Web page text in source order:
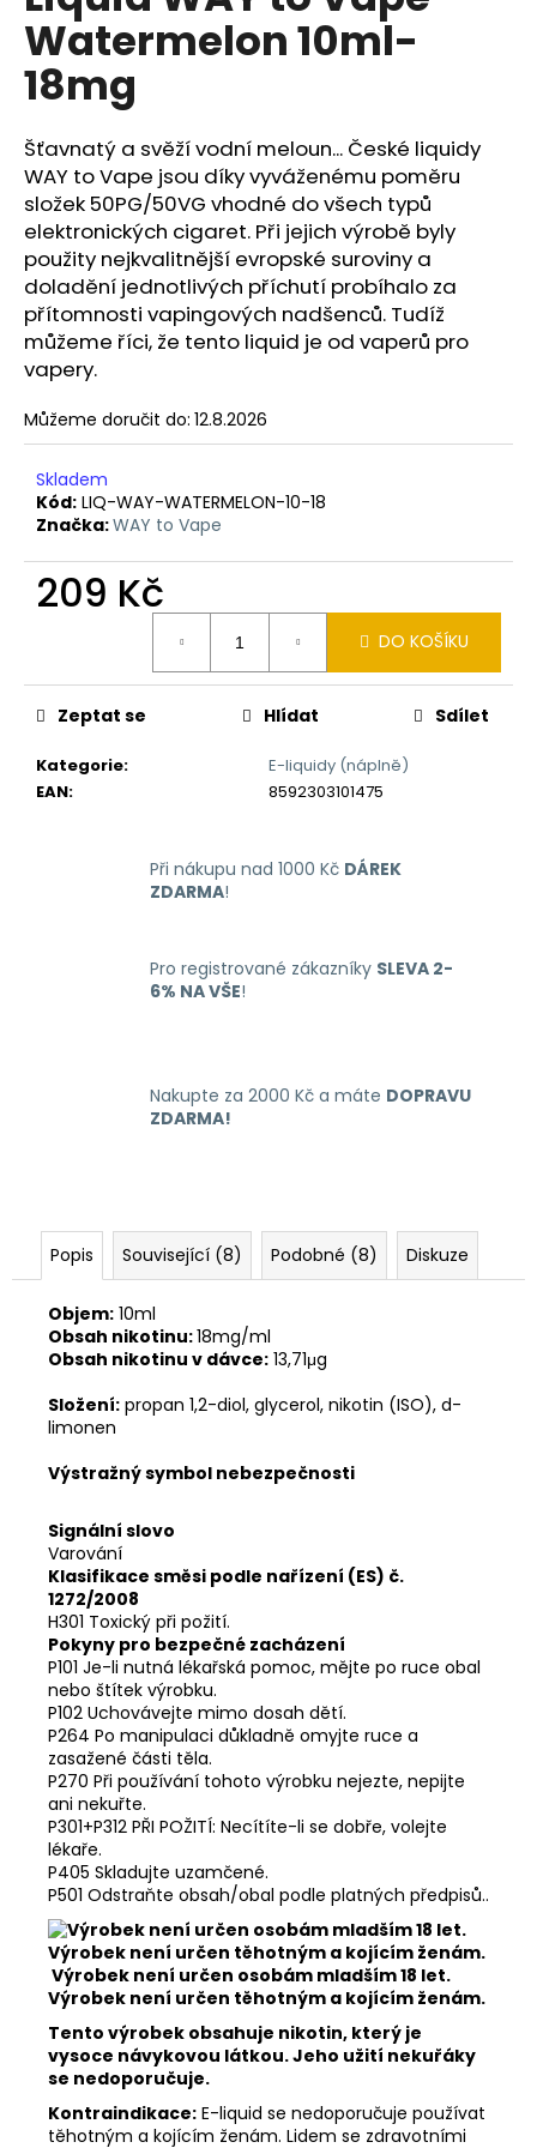
0,0
z
5
hvězdiček.
Watermelon 10ml-
18mg
Šťavnatý a svěží vodní meloun... České liquidy
WAY to Vape jsou díky vyváženému poměru
složek 50PG/50VG vhodné do všech typů
elektronických cigaret. Při jejich výrobě byly
použity nejkvalitnější evropské suroviny a
doladění jednotlivých příchutí probíhalo za
přítomnosti vapingových nadšenců. Tudíž
můžeme říci, že tento liquid je od vaperů pro
vapery.
Můžeme doručit do: 12.8.2026
Skladem
Kód: LIQ-WAY-WATERMELON-10-18
Značka:WAY to Vape
209 Kč
DO KOŠÍKU
Kategorie:
E-liquidy (náplně)
EAN: 8592303101475
Zeptat se Hlídat Sdílet
Při nákupu nad 1000 Kč DÁREK
ZDARMA!
Pro registrované zákazníky SLEVA 2-
6% NA VŠE!
Nakupte za 2000 Kč a máte DOPRAVU
ZDARMA!
Popis Související (8) Podobné (8) Diskuze
Objem: 10ml
Obsah nikotinu:18mg/ml
Obsah nikotinu v dávce: 13,71μg
Složení: propan 1,2-diol, glycerol, nikotin (ISO), d-
limonen
Výstražný symbol nebezpečnosti
Signální slovo
Varování
Klasifikace směsi podle nařízení (ES) č.
1272/2008
H301 Toxický při požití.
Pokyny pro bezpečné zacházení
P101 Je-li nutná lékařská pomoc, mějte po ruce obal
nebo štítek výrobku.
P102 Uchovávejte mimo dosah dětí.
P264 Po manipulaci důkladně omyjte ruce a
zasažené části těla.
P270 Při používání tohoto výrobku nejezte, nepijte
ani nekuřte.
P301+P312 PŘI POŽITÍ: Necítíte-li se dobře, volejte
lékaře.
P405 Skladujte uzamčené.
P501 Odstraňte obsah/obal podle platných předpisů..
Výrobek není určen osobám mladším 18 let.
Výrobek není určen těhotným a kojícím ženám.
Tento výrobek obsahuje nikotin, který je
vysoce návykovou látkou. Jeho užití nekuřáky
se nedoporučuje.
Kontraindikace: E-liquid se nedoporučuje používat
těhotným a kojícím ženám. Lidem se zdravotními
a
j
í
?
HLEDAT
D
o
p
u
č
u
XLIM
GO
ELEKTRONICKÁ